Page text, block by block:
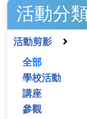
活動分
活動剪影
全部
學校活動
講座
參觀